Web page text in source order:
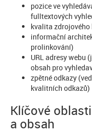
pozice ve
fulltextových
kvalita zdrojového
informační
prolinkování)
URL adresy webu
obsah pro
zpětné odkazy
kvalitních odkazů)
Klíčové
a obsah